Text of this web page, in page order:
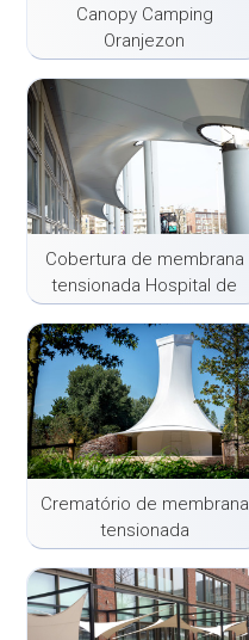
Canopy Camping
Oranjezon
Cobertura de membrana
tensionada Hospital de
Haga
Crematório de membrana
tensionada